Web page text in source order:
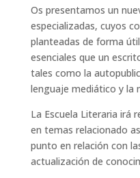
Os presentamos un
especializadas, cuyos
planteadas de forma
esenciales que un
tales como la
lenguaje mediático y la
La Escuela Literaria irá
en temas relacionado
punto en relación con
actualización de